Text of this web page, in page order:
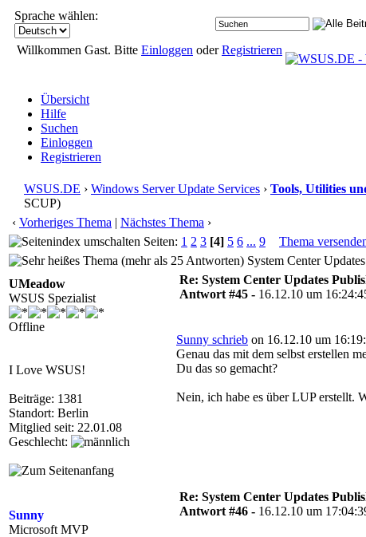
Sprache wählen:
Willkommen Gast. Bitte Einloggen oderRegistrieren
Übersicht
Hilfe
Suchen
Einloggen
Registrieren
WSUS.DE › Windows Server Update Services › Tools, Utilities
SCUP)
‹ Vorheriges Thema | Nächstes Thema ›
Seiten: 1 2 3 [4] 5 6 ... 9 Thema
System Center
UMeadow
WSUS Spezialist
Offline
I Love WSUS!
Beiträge: 1381
Standort: Berlin
Mitglied seit: 22.01.08
Geschlecht:
Re: System Center Updates
Antwort #45 - 16.12.10 um
Sunny schrieb on 16.12.10 um
Genau das mit dem selbst erstellen
Du das so gemacht?
Nein, ich habe es über LUP erstellt.
Sunny
Microsoft MVP
Re: System Center Updates
Antwort #46 - 16.12.10 um